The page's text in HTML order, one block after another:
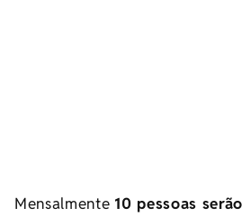
Mensalmente 10 pessoas